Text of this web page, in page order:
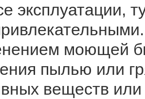
эксплуатации,
моющей
пылью или
веществ